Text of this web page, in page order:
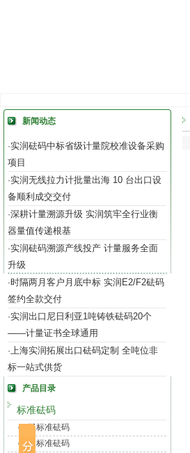
新闻动态
·实润砝码中标省级计量院校准设备采购
项目
·实润无线拉力计批量出海 10 台出口设
备顺利成交交付
·深耕计量溯源升级 实润筑牢全行业衡
器量值传递根基
·实润砝码溯源产线投产 计量服务全面
升级
·时隔两月客户月底中标 实润E2/F2砝码
签约全款交付
·实润出口尼日利亚1吨铸铁砝码20个
——计量证书全球通用
·上海实润拓展出口砝码定制 全吨位非
标一站式供货
产品目录
标准砝码
e1级标准砝码
e2级标准砝码